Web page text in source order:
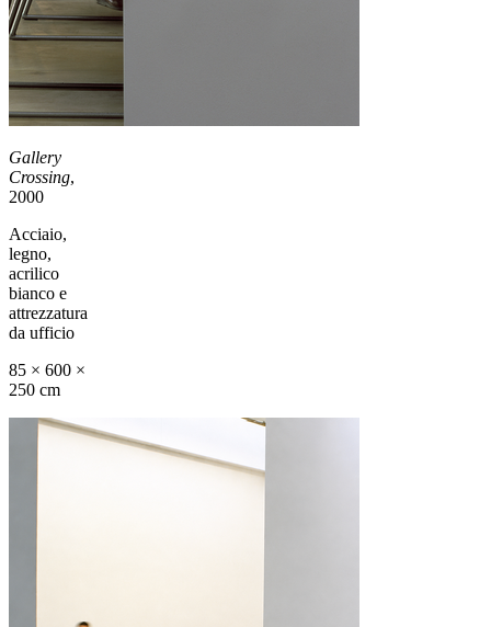
Gallery
Crossing,
2000
Acciaio,
legno,
acrilico
bianco e
attrezzatura
da ufficio
85 × 600 ×
250 cm